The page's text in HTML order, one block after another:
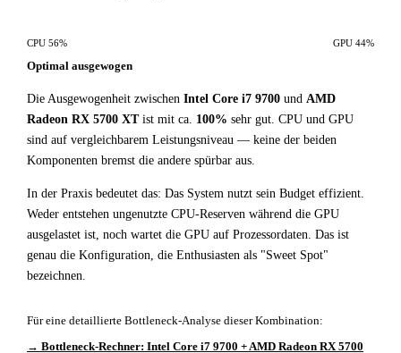
CPU 56% GPU 44%
Optimal ausgewogen
Die Ausgewogenheit zwischen Intel Core i7 9700 und AMD
Radeon RX 5700 XTist mit ca. 100% sehr gut. CPU und GPU
sind auf vergleichbarem Leistungsniveau — keine der beiden
Komponenten bremst die andere spürbar aus.
In der Praxis bedeutet das: Das System nutzt sein Budget effizient.
Weder entstehen ungenutzte CPU-Reserven während die GPU
ausgelastet ist, noch wartet die GPU auf Prozessordaten. Das ist
genau die Konfiguration, die Enthusiasten als "Sweet Spot"
bezeichnen.
Für eine detaillierte Bottleneck-Analyse dieser Kombination:
→ Bottleneck-Rechner: Intel Core i7 9700 + AMD Radeon RX 5700